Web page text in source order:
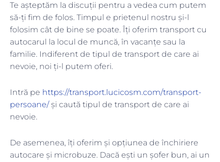
Te așteptăm la discuții pentru a vedea cum putem
să-ți fim de folos. Timpul e prietenul nostru și-l
folosim cât de bine se poate. Îți oferim transport cu
autocarul la locul de muncă, în vacanțe sau la
familie. Indiferent de tipul de transport de care ai
nevoie, noi ți-l putem oferi.
Intră pe https://transport.lucicosm.com/transport-
persoane/și caută tipul de transport de care ai
nevoie.
De asemenea, îți oferim și opțiunea de închiriere
autocare și microbuze. Dacă ești un șofer bun, ai un